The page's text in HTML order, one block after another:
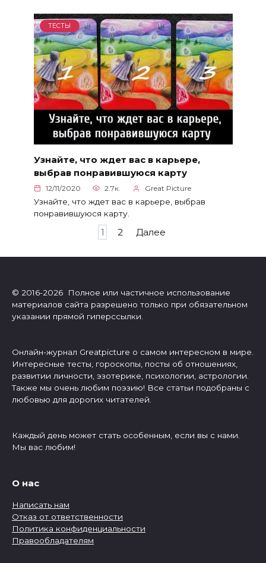
ТЕСТЫ
Узнайте, что ждет вас в карьере,
выбрав понравившуюся карту
12/11/2020 2.7к. Great Picture
Узнайте, что ждет вас в карьере, выбрав
понравившуюся карту.
1 2 Далее
© 2016-2026 Полное или частичное использование
материалов сайта разрешено только при обязательном
указании прямой гиперссылки.
Онлайн-журнал Greatpicture о самом интересном в мире.
Интересные тесты, гороскопы, посты об отношениях,
развитии личности, эзотерике, психологии, астрологии.
Также мы очень любим поэзию! Все статьи подобраны с
любовью для дорогих читателей.
Каждый день может стать особенным, если вы с нами.
Мы вас любим!
О нас
Написать нам
Отказ от ответственности
Политика конфиденциальности
Правообладателям